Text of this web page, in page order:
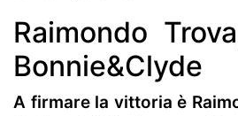
Raimondo
Bonnie&Clyde
A firmare la vittoria è